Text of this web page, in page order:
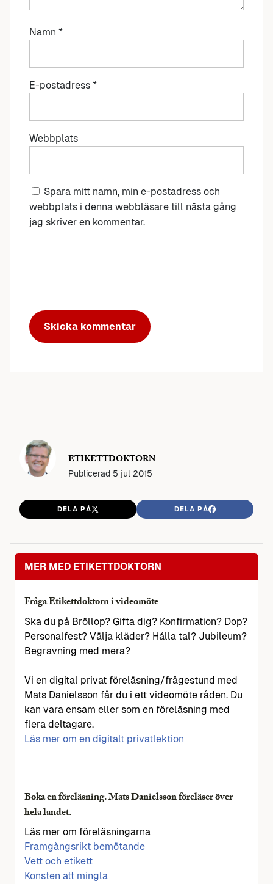
Namn *
E-postadress *
Webbplats
Spara mitt namn, min e-postadress och
webbplats i denna webbläsare till nästa gång
jag skriver en kommentar.
ETIKETTDOKTORN
Publicerad 5 jul 2015
DELA PÅ DELA PÅ
MER MED ETIKETTDOKTORN
Fråga Etikettdoktorn i videomöte
Ska du på Bröllop? Gifta dig? Konfirmation? Dop?
Personalfest? Välja kläder? Hålla tal? Jubileum?
Begravning med mera?
Vi en digital privat föreläsning/frågestund med
Mats Danielsson får du i ett videomöte råden. Du
kan vara ensam eller som en föreläsning med
flera deltagare.
Läs mer om en digitalt privatlektion
Boka en föreläsning. Mats Danielsson föreläser över
hela landet.
Läs mer om föreläsningarna
Framgångsrikt bemötande
Vett och etikett
Konsten att mingla